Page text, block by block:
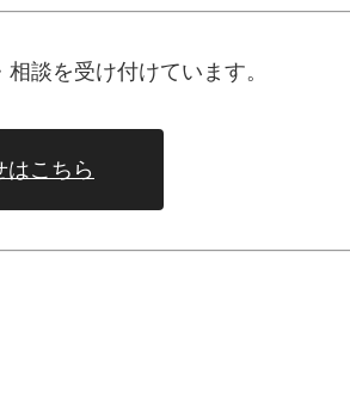
談を受け付けています。
はこちら